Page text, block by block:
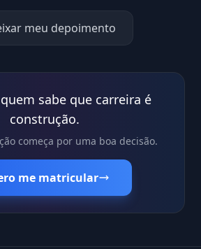
meu depoimento
sabe que carreira é
construção.
começa por uma boa decisão.
me matricular